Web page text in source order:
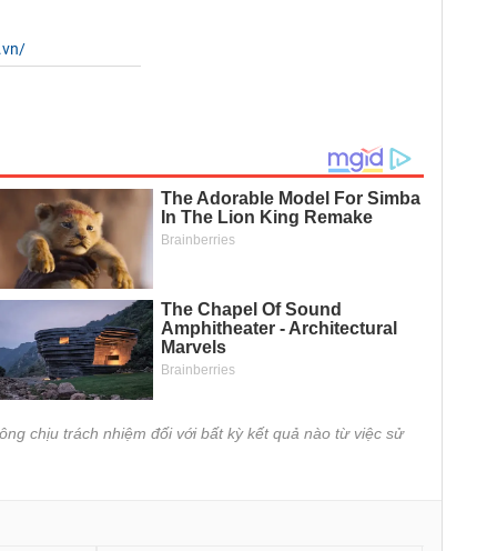
chịu trách nhiệm đối với bất kỳ kết quả nào từ việc sử